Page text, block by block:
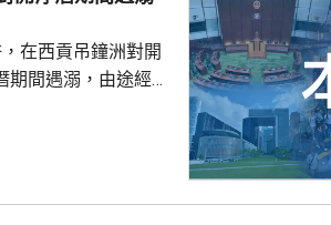
在西貢吊鐘洲對開
間遇溺，由途經船